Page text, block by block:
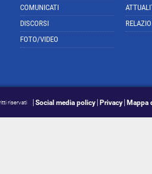
COMUNICATI
DISCORSI
FOTO/VIDEO
riservati Social media policy Privacy Mappa